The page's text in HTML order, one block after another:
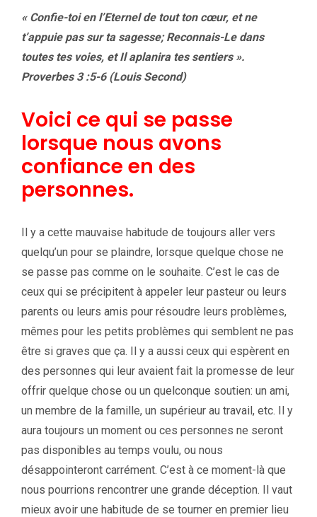
« Confie-toi en l’Eternel de tout ton cœur, et ne
t’appuie pas sur ta sagesse; Reconnais-Le dans
toutes tes voies, et Il aplanira tes sentiers ».
Proverbes 3 :5-6 (Louis Second)
Voici ce qui se passe
lorsque nous avons
confiance en des
personnes.
Il y a cette mauvaise habitude de toujours aller vers
quelqu’un pour se plaindre, lorsque quelque chose ne
se passe pas comme on le souhaite. C’est le cas de
ceux qui se précipitent à appeler leur pasteur ou leurs
parents ou leurs amis pour résoudre leurs problèmes,
mêmes pour les petits problèmes qui semblent ne pas
être si graves que ça. Il y a aussi ceux qui espèrent en
des personnes qui leur avaient fait la promesse de leur
offrir quelque chose ou un quelconque soutien: un ami,
un membre de la famille, un supérieur au travail, etc. Il y
aura toujours un moment ou ces personnes ne seront
pas disponibles au temps voulu, ou nous
désappointeront carrément. C’est à ce moment-là que
nous pourrions rencontrer une grande déception. Il vaut
mieux avoir une habitude de se tourner en premier lieu